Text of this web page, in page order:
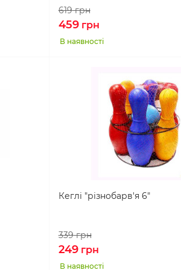
619грн
459грн
В наявності
Кеглі "різнобарв'я 6"
339грн
249грн
В наявності